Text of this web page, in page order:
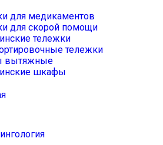
для медикаментов
для скорой помощи
тележки
тележки
вытяжные
шкафы